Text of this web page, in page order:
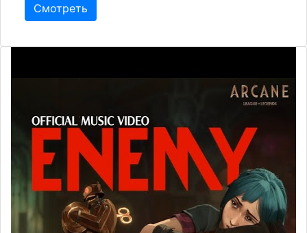
Смотреть